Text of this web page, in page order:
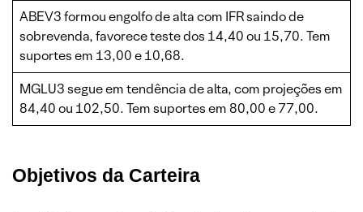
ABEV3 formou engolfo de alta com IFR saindo de
sobrevenda, favorece teste dos 14,40 ou 15,70. Tem
suportes em 13,00 e 10,68.
MGLU3 segue em tendência de alta, com projeções em
84,40 ou 102,50. Tem suportes em 80,00 e 77,00.
Objetivos da Carteira